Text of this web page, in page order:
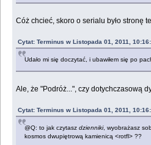
Cóż chcieć, skoro o serialu było stronę
Cytat: Terminus w Listopada 01, 2011,
Udało mi się doczytać, i ubawiłem się po
Ale, że "Podróż...", czy dotychczasową
Cytat: Terminus w Listopada 01, 2011,
@Q: to jak czytaszdzienniki, wyobrażasz
kosmos dwupiętrową kamienicą <rotfl> ??